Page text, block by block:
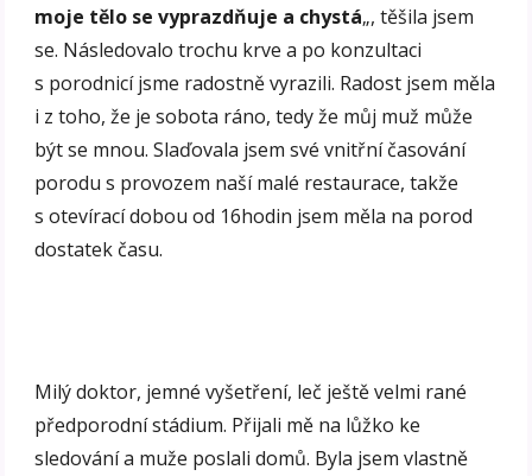
moje tělo se vyprazdňuje a chystá„, těšila jsem
se. Následovalo trochu krve a po konzultaci
s porodnicí jsme radostně vyrazili. Radost jsem měla
i z toho, že je sobota ráno, tedy že můj muž může
být se mnou. Slaďovala jsem své vnitřní časování
porodu s provozem naší malé restaurace, takže
s otevírací dobou od 16hodin jsem měla na porod
dostatek času.
Milý doktor, jemné vyšetření, leč ještě velmi rané
předporodní stádium. Přijali mě na lůžko ke
sledování a muže poslali domů. Byla jsem vlastně